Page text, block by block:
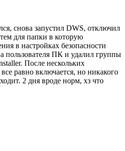
снова запустил DWS, отключил
для папки в которую
в настройках безопасности
пользователя ПК и удалил группы
После нескольких
равно включается, но никакого
2 дня вроде норм, хз что